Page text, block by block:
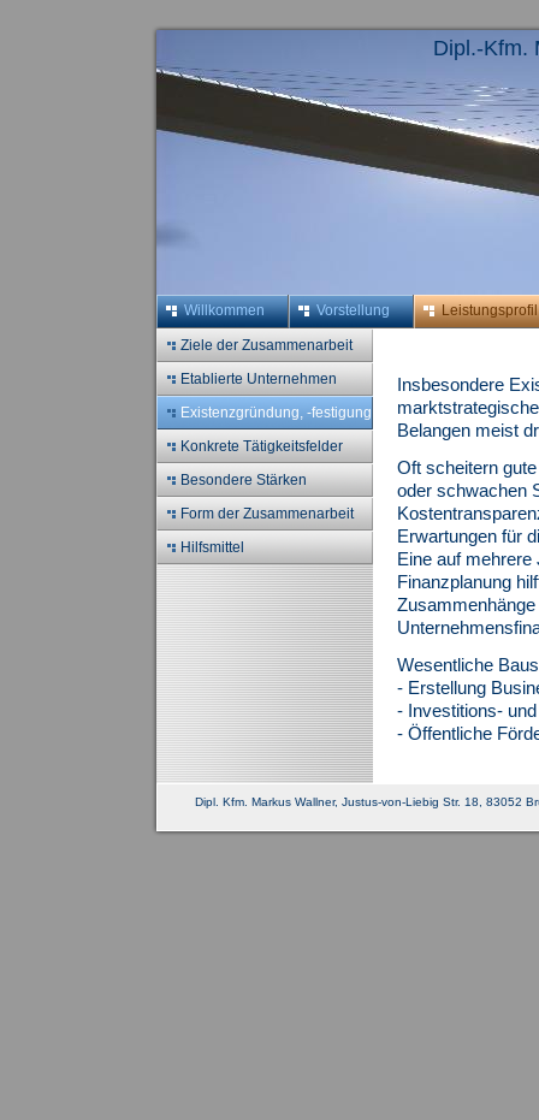
Dipl.-Kfm.
Willkommen Vorstellung Leistungsprofil
Ziele der Zusammenarbeit
Etablierte Unternehmen
Existenzgründung, -festigung
Konkrete Tätigkeitsfelder
Besondere Stärken
Form der Zusammenarbeit
Hilfsmittel
Insbesondere
Belangen meist
Oft scheitern
oder schwachen
Erwartungen für
Eine auf
Finanzplanung
Wesentliche
- Erstellung
- Investitions-
- Öffentliche
Dipl. Kfm. Markus Wallner, Justus-von-Liebig Str. 18, 83052